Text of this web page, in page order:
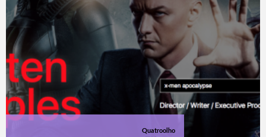
Quatroolho